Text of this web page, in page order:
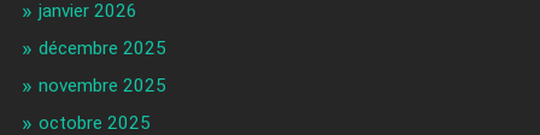
janvier 2026
décembre 2025
novembre 2025
octobre 2025